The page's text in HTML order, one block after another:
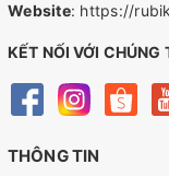
Website: https://
KẾT NỐI VỚI CHÚNG
THÔNG TIN